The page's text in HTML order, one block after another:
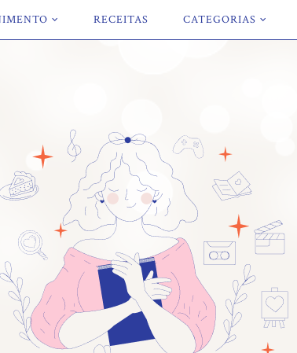
RECEITAS CATEGORIAS